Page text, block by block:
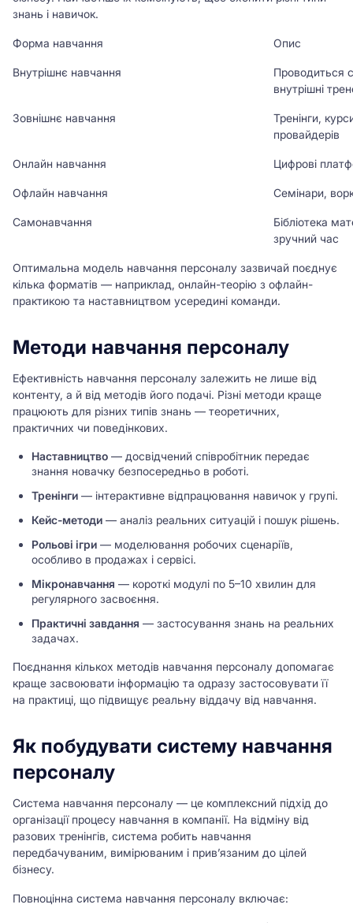
знань і навичок.
Форма навчання Опис
Внутрішнє навчання
Проводиться
внутрішні
Зовнішнє навчання
Тренінги,
провайдерів
Онлайн навчання Цифрові
Офлайн навчання Семінари,
Самонавчання
Бібліотека
зручний час
Оптимальна модель навчання персоналу зазвичай поєднує
кілька форматів — наприклад, онлайн-теорію з офлайн-
практикою та наставництвом усередині команди.
Методи навчання персоналу
Ефективність навчання персоналу залежить не лише від
контенту, а й від методів його подачі. Різні методи краще
працюють для різних типів знань — теоретичних,
практичних чи поведінкових.
Наставництво — досвідчений співробітник передає
знання новачку безпосередньо в роботі.
Тренінги — інтерактивне відпрацювання навичок у групі.
Кейс-методи — аналіз реальних ситуацій і пошук рішень.
Рольові ігри — моделювання робочих сценаріїв,
особливо в продажах і сервісі.
Мікронавчання — короткі модулі по 5–10 хвилин для
регулярного засвоєння.
Практичні завдання — застосування знань на реальних
задачах.
Поєднання кількох методів навчання персоналу допомагає
краще засвоювати інформацію та одразу застосовувати її
на практиці, що підвищує реальну віддачу від навчання.
Як побудувати систему навчання
персоналу
Система навчання персоналу — це комплексний підхід до
організації процесу навчання в компанії. На відміну від
разових тренінгів, система робить навчання
передбачуваним, вимірюваним і прив’язаним до цілей
бізнесу.
Повноцінна система навчання персоналу включає: